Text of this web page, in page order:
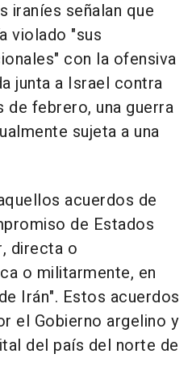
iraníes señalan que
violado "sus
con la ofensiva
junta a Israel contra
de febrero, una guerra
sujeta a una
acuerdos de
de Estados
directa o
o militarmente, en
Irán". Estos acuerdos
el Gobierno argelino y
del país del norte de